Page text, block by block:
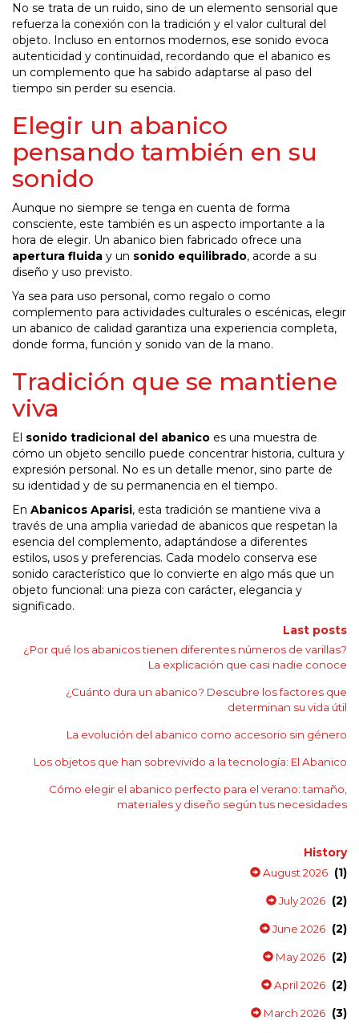
No se trata de un ruido, sino de un elemento sensorial que
refuerza la conexión con la tradición y el valor cultural del
objeto. Incluso en entornos modernos, ese sonido evoca
autenticidad y continuidad, recordando que el abanico es
un complemento que ha sabido adaptarse al paso del
tiempo sin perder su esencia.
Elegir un abanico
pensando también en su
sonido
Aunque no siempre se tenga en cuenta de forma
consciente, este también es un aspecto importante a la
hora de elegir. Un abanico bien fabricado ofrece una
apertura fluida y un sonido equilibrado, acorde a su
diseño y uso previsto.
Ya sea para uso personal, como regalo o como
complemento para actividades culturales o escénicas, elegir
un abanico de calidad garantiza una experiencia completa,
donde forma, función y sonido van de la mano.
Tradición que se mantiene
viva
El sonido tradicional del abanico es una muestra de
cómo un objeto sencillo puede concentrar historia, cultura y
expresión personal. No es un detalle menor, sino parte de
su identidad y de su permanencia en el tiempo.
En Abanicos Aparisi, esta tradición se mantiene viva a
través de una amplia variedad de abanicos que respetan la
esencia del complemento, adaptándose a diferentes
estilos, usos y preferencias. Cada modelo conserva ese
sonido característico que lo convierte en algo más que un
objeto funcional: una pieza con carácter, elegancia y
significado.
Last posts
¿Por qué los abanicos tienen diferentes números de varillas?
La explicación que casi nadie conoce
¿Cuánto dura un abanico? Descubre los factores que
determinan su vida útil
La evolución del abanico como accesorio sin género
Los objetos que han sobrevivido a la tecnología: El Abanico
Cómo elegir el abanico perfecto para el verano: tamaño,
materiales y diseño según tus necesidades
History
August 2026 (1)
July 2026 (2)
June 2026 (2)
May 2026 (2)
April 2026 (2)
March 2026 (3)